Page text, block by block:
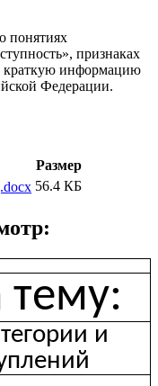
понятиях
признаках
краткую информацию
Федерации.
Размер
56.4 КБ
и